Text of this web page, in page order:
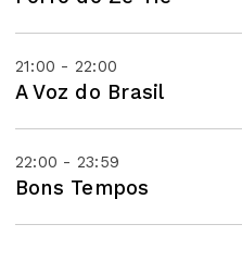
21:00 - 22:00
A Voz do Brasil
22:00 - 23:59
Bons Tempos